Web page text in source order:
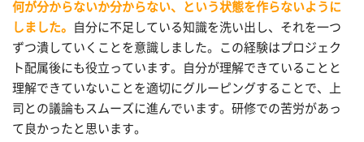
何が分からないか分からない、という状態を作らないように
しました。
自分に不足している知識を洗い出し、それを一つ
ずつ潰していくことを意識しました。この経験はプロジェク
ト配属後にも役立っています。自分が理解できていることと
理解できていないことを適切にグルーピングすることで、上
司との議論もスムーズに進んでいます。研修での苦労があっ
て良かったと思います。